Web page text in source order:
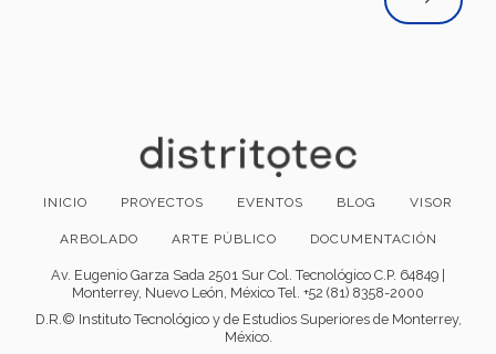
INICIO PROYECTOS EVENTOS BLOG VISOR
ARBOLADO ARTE PÚBLICO DOCUMENTACIÓN
Av. Eugenio Garza Sada 2501 Sur Col. Tecnológico C.P. 64849 |
Monterrey, Nuevo León, México Tel. +52 (81) 8358-2000
D.R.© Instituto Tecnológico y de Estudios Superiores de Monterrey,
México.